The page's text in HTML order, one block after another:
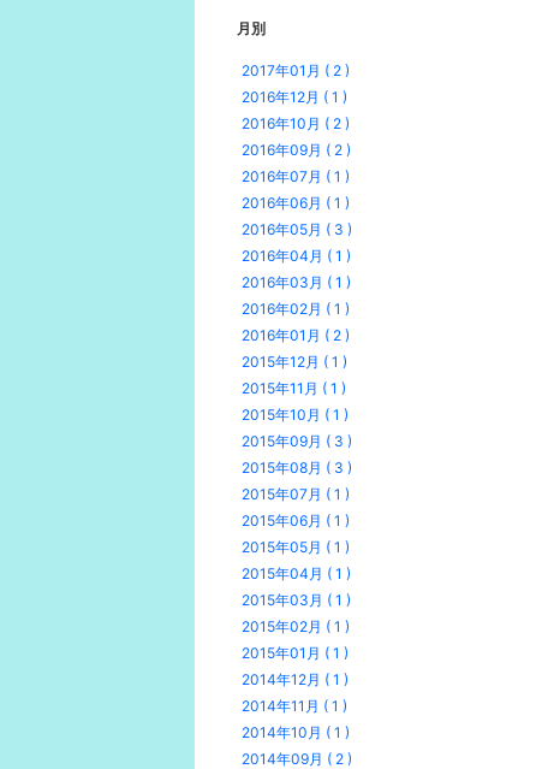
月別
2017年01月 ( 2 )
2016年12月 ( 1 )
2016年10月 ( 2 )
2016年09月 ( 2 )
2016年07月 ( 1 )
2016年06月 ( 1 )
2016年05月 ( 3 )
2016年04月 ( 1 )
2016年03月 ( 1 )
2016年02月 ( 1 )
2016年01月 ( 2 )
2015年12月 ( 1 )
2015年11月 ( 1 )
2015年10月 ( 1 )
2015年09月 ( 3 )
2015年08月 ( 3 )
2015年07月 ( 1 )
2015年06月 ( 1 )
2015年05月 ( 1 )
2015年04月 ( 1 )
2015年03月 ( 1 )
2015年02月 ( 1 )
2015年01月 ( 1 )
2014年12月 ( 1 )
2014年11月 ( 1 )
2014年10月 ( 1 )
2014年09月 ( 2 )